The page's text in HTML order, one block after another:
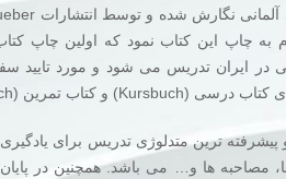
در ایران تدریس می شود و مورد
ترین متدلوژی تدریس برای
مصاحبه ها و… می باشد. همچنین در